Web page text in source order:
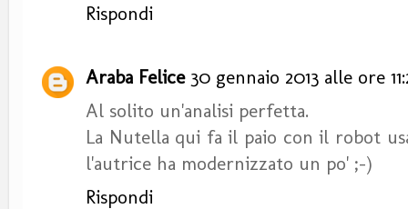
Rispondi
Araba Felice 30 gennaio 2013 alle ore
Al solito un'analisi perfetta.
La Nutella qui fa il paio con il robot
l'autrice ha modernizzato un po' ;-)
Rispondi